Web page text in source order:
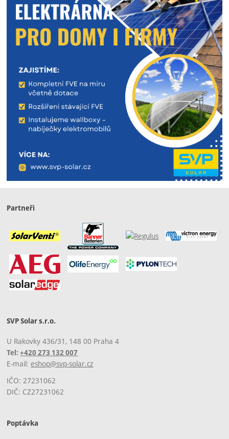
Partneři
SVP Solar s.r.o.
U Rakovky 436/31, 148 00 Praha 4
Tel:+420 273 132 007
E-mail: eshop@svp-solar.cz
IČO: 27231062
DIČ: CZ27231062
Poptávka